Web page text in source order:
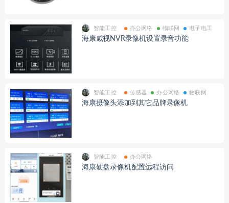
智能工控 办公网络 物联网 电子电工
海康威视NVR录像机设置录音功能
智能工控 传感器 办公网络 物联网
海康摄像头添加到其它品牌录像机
智能工控 办公网络
海康硬盘录像机配置远程访问